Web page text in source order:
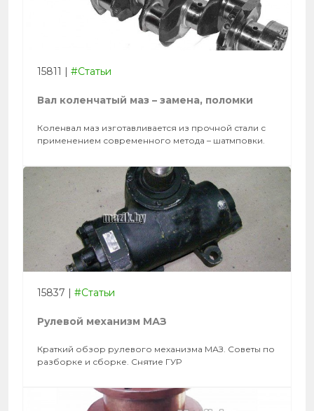
15811 | #Статьи
Вал коленчатый маз – замена, поломки
Коленвал маз изготавливается из прочной стали с
применением современного метода – шатмповки.
15837 | #Статьи
Рулевой механизм МАЗ
Краткий обзор рулевого механизма МАЗ. Советы по
разборке и сборке. Снятие ГУР